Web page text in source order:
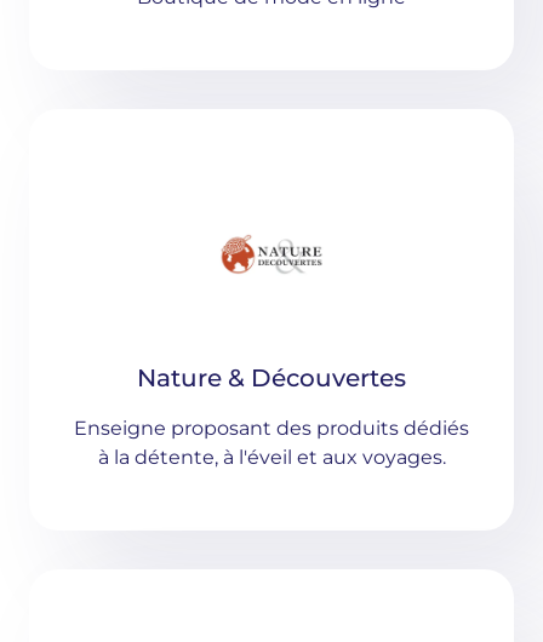
Nature & Découvertes
Enseigne proposant des produits dédiés
à la détente, à l'éveil et aux voyages.